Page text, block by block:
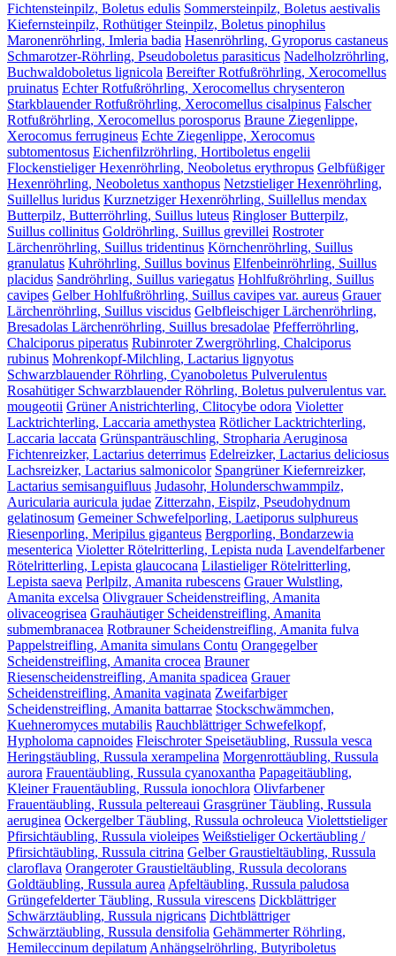
Fichtensteinpilz, Boletus edulis Sommersteinpilz, Boletus aestivalis
Kiefernsteinpilz, Rothütiger Steinpilz, Boletus pinophilus
Maronenröhrling, Imleria badia Hasenröhrling, Gyroporus castaneus
Schmarotzer-Röhrling, Pseudoboletus parasiticus Nadelholzröhrling,
Buchwaldoboletus lignicola Bereifter Rotfußröhrling, Xerocomellus
pruinatus Echter Rotfußröhrling, Xerocomellus chrysenteron
Starkblauender Rotfußröhrling, Xerocomellus cisalpinus Falscher
Rotfußröhrling, Xerocomellus porosporus Braune Ziegenlippe,
Xerocomus ferrugineus Echte Ziegenlippe, Xerocomus
subtomentosus Eichenfilzröhrling, Hortiboletus engelii
Flockenstieliger Hexenröhrling, Neoboletus erythropus Gelbfüßiger
Hexenröhrling, Neoboletus xanthopus Netzstieliger Hexenröhrling,
Suillellus luridus Kurznetziger Hexenröhrling, Suillellus mendax
Butterpilz, Butterröhrling, Suillus luteus Ringloser Butterpilz,
Suillus collinitus Goldröhrling, Suillus grevillei Rostroter
Lärchenröhrling, Suillus tridentinus Körnchenröhrling, Suillus
granulatus Kuhröhrling, Suillus bovinus Elfenbeinröhrling, Suillus
placidus Sandröhrling, Suillus variegatus Hohlfußröhrling, Suillus
cavipes Gelber Hohlfußröhrling, Suillus cavipes var. aureus Grauer
Lärchenröhrling, Suillus viscidus Gelbfleischiger Lärchenröhrling,
Bresadolas Lärchenröhrling, Suillus bresadolae Pfefferröhrling,
Chalciporus piperatus Rubinroter Zwergröhrling, Chalciporus
rubinus Mohrenkopf-Milchling, Lactarius lignyotus
Schwarzblauender Röhrling, Cyanoboletus Pulverulentus
Rosahütiger Schwarzblauender Röhrling, Boletus pulverulentus var.
mougeotii Grüner Anistrichterling, Clitocybe odora Violetter
Lacktrichterling, Laccaria amethystea Rötlicher Lacktrichterling,
Laccaria laccata Grünspanträuschling, Stropharia Aeruginosa
Fichtenreizker, Lactarius deterrimus Edelreizker, Lactarius deliciosus
Lachsreizker, Lactarius salmonicolor Spangrüner Kiefernreizker,
Lactarius semisanguifluus Judasohr, Holunderschwammpilz,
Auricularia auricula judae Zitterzahn, Eispilz, Pseudohydnum
gelatinosum Gemeiner Schwefelporling, Laetiporus sulphureus
Riesenporling, Meripilus giganteus Bergporling, Bondarzewia
mesenterica Violetter Rötelritterling, Lepista nuda Lavendelfarbener
Rötelritterling, Lepista glaucocana Lilastieliger Rötelritterling,
Lepista saeva Perlpilz, Amanita rubescens Grauer Wulstling,
Amanita excelsa Olivgrauer Scheidenstreifling, Amanita
olivaceogrisea Grauhäutiger Scheidenstreifling, Amanita
submembranacea Rotbrauner Scheidenstreifling, Amanita fulva
Pappelstreifling, Amanita simulans Contu Orangegelber
Scheidenstreifling, Amanita crocea Brauner
Riesenscheidenstreifling, Amanita spadicea Grauer
Scheidenstreifling, Amanita vaginata Zweifarbiger
Scheidenstreifling, Amanita battarrae Stockschwämmchen,
Kuehneromyces mutabilis Rauchblättriger Schwefelkopf,
Hypholoma capnoides Fleischroter Speisetäubling, Russula vesca
Heringstäubling, Russula xerampelina Morgenrottäubling, Russula
aurora Frauentäubling, Russula cyanoxantha Papageitäubling,
Kleiner Frauentäubling, Russula ionochlora Olivfarbener
Frauentäubling, Russula peltereaui Grasgrüner Täubling, Russula
aeruginea Ockergelber Täubling, Russula ochroleuca Violettstieliger
Pfirsichtäubling, Russula violeipes Weißstieliger Ockertäubling /
Pfirsichtäubling, Russula citrina Gelber Graustieltäubling, Russula
claroflava Orangeroter Graustieltäubling, Russula decolorans
Goldtäubling, Russula aureaApfeltäubling, Russula paludosa
Grüngefelderter Täubling, Russula virescens Dickblättriger
Schwärztäubling, Russula nigricans Dichtblättriger
Schwärztäubling, Russula densifolia Gehämmerter Röhrling,
Hemileccinum depilatumAnhängselröhrling, Butyriboletus